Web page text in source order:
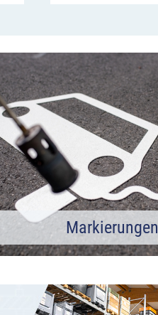
Markierungen